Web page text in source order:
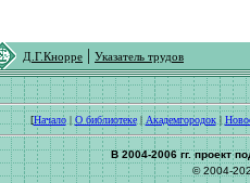
Д.Г.Кнорре | Указатель трудов
[Начало| О библиотеке| Академгородок|
В 2004-2006 гг. проект
© 2004-